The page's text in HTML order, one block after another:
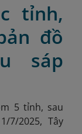
tỉnh,
đồ
sáp
5 tỉnh, sau
7/2025, Tây